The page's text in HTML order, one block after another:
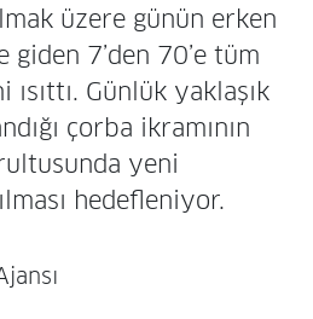
üzere günün erken
7’den 70’e tüm
Günlük yaklaşık
çorba ikramının
yeni
hedefleniyor.